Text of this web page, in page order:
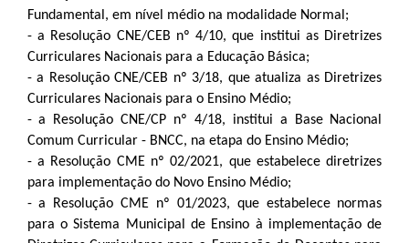
Fundamental, em nível médio na modalidade Normal;
- a Resolução CNE/CEB nº 4/10, que institui as Diretrizes
Curriculares Nacionais para a Educação Básica;
- a Resolução CNE/CEB nº 3/18, que atualiza as Diretrizes
Curriculares Nacionais para o Ensino Médio;
- a Resolução CNE/CP nº 4/18, institui a Base Nacional
Comum Curricular - BNCC, na etapa do Ensino Médio;
- a Resolução CME nº 02/2021, que estabelece diretrizes
para implementação do Novo Ensino Médio;
- a Resolução CME nº 01/2023, que estabelece normas
para o Sistema Municipal de Ensino à implementação de